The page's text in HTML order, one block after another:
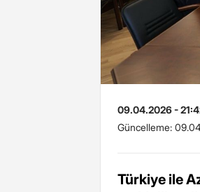
09.04.2026 -
Güncelleme:
Türkiye ile